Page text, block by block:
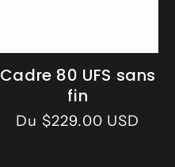
Cadre 80 UFS sans
fin
Prix
Du $229.00 USD